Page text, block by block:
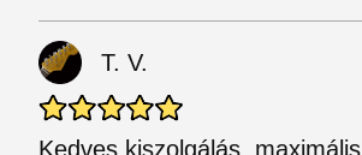
T. V.
Kedves kiszolgálás, maximális